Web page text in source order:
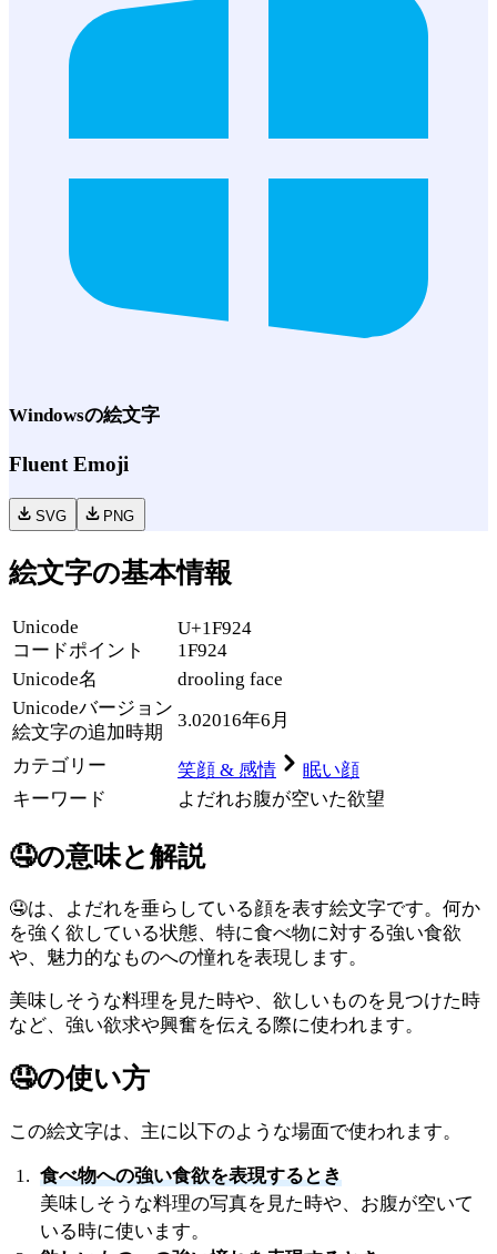
Windowsの絵文字
Fluent Emoji
SVG PNG
絵文字の基本情報
Unicode
コードポイント
U+1F924
1F924
Unicode名
drooling face
Unicodeバージョン
絵文字の追加時期
3.02016年6月
カテゴリー 笑顔 & 感情
眠い顔
キーワード
よだれお腹が空いた欲望
🤤の意味と解説
🤤は、よだれを垂らしている顔を表す絵文字です。何か
を強く欲している状態、特に食べ物に対する強い食欲
や、魅力的なものへの憧れを表現します。
美味しそうな料理を見た時や、欲しいものを見つけた時
など、強い欲求や興奮を伝える際に使われます。
🤤の使い方
この絵文字は、主に以下のような場面で使われます。
食べ物への強い食欲を表現するとき
美味しそうな料理の写真を見た時や、お腹が空いて
いる時に使います。